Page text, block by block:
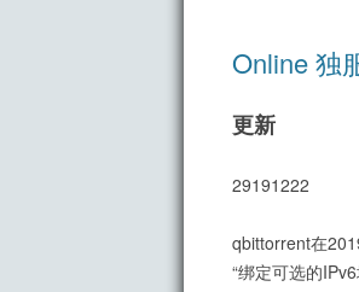
Online 独
更新
29191222
qbittorrent在
“绑定可选的